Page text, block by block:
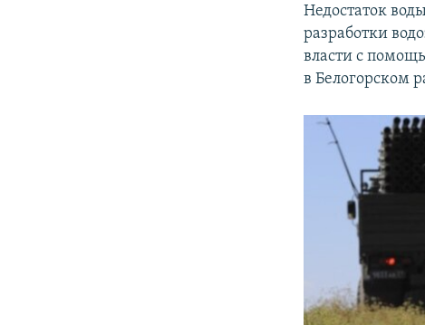
Недостаток
разработки
власти с
в Белогорском